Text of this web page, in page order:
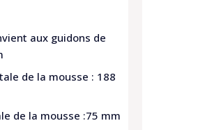
aux guidons de
de la mousse : 188
de la mousse :75 mm